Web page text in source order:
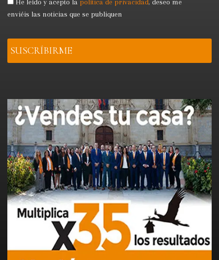
He leído y acepto la política de privacidad, deseo me
enviéis las noticias que se publiquen